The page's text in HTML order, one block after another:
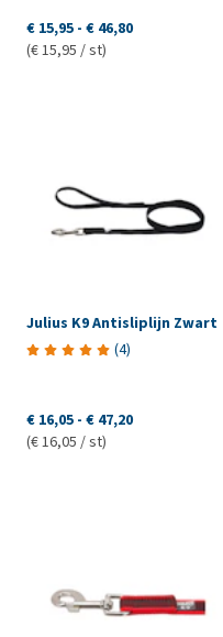
€ 15,95 - € 46,80
(€ 15,95 / st)
Julius K9 Antisliplijn Zwart
(4)
€ 16,05 - € 47,20
(€ 16,05 / st)